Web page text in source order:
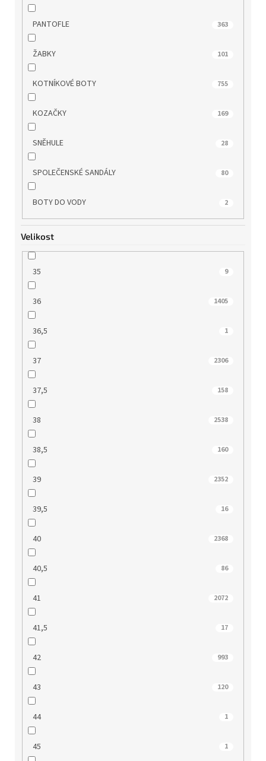
WONDERS
ZAXY
PANTOFLE 363
ŽABKY 101
KOTNÍKOVÉ BOTY 755
KOZAČKY 169
SNĚHULE 28
SPOLEČENSKÉ SANDÁLY 80
BOTY DO VODY 2
Velikost
35 9
36 1405
36,5 1
37 2306
37,5 158
38 2538
38,5 160
39 2352
39,5 16
40 2368
40,5 86
41 2072
41,5 17
42 993
43 120
44 1
45 1